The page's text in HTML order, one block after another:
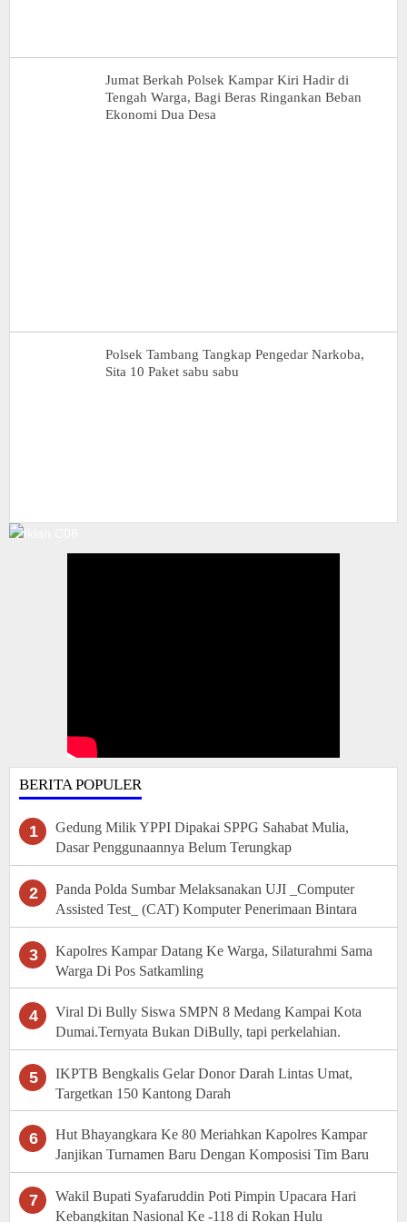
Jumat Berkah Polsek Kampar Kiri Hadir di
Tengah Warga, Bagi Beras Ringankan Beban
Ekonomi Dua Desa
Polsek Tambang Tangkap Pengedar Narkoba,
Sita 10 Paket sabu sabu
BERITA POPULER
1
Gedung Milik YPPI Dipakai SPPG Sahabat Mulia,
Dasar Penggunaannya Belum Terungkap
2
Panda Polda Sumbar Melaksanakan UJI _Computer
Assisted Test_ (CAT) Komputer Penerimaan Bintara
Polri
3
Kapolres Kampar Datang Ke Warga, Silaturahmi Sama
Warga Di Pos Satkamling
4
Viral Di Bully Siswa SMPN 8 Medang Kampai Kota
Dumai.Ternyata Bukan DiBully, tapi perkelahian.
5
IKPTB Bengkalis Gelar Donor Darah Lintas Umat,
Targetkan 150 Kantong Darah
6
Hut Bhayangkara Ke 80 Meriahkan Kapolres Kampar
Janjikan Turnamen Baru Dengan Komposisi Tim Baru
7
Wakil Bupati Syafaruddin Poti Pimpin Upacara Hari
Kebangkitan Nasional Ke -118 di Rokan Hulu